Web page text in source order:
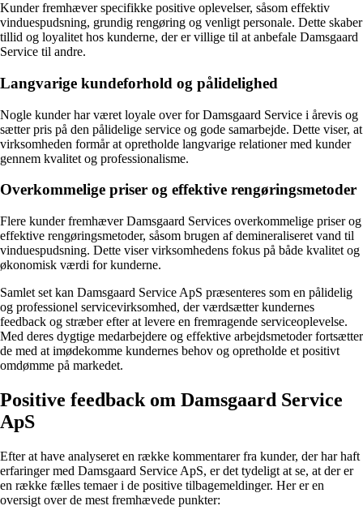
Kunder fremhæver specifikke positive oplevelser, såsom effektiv
vinduespudsning, grundig rengøring og venligt personale. Dette skaber
tillid og loyalitet hos kunderne, der er villige til at anbefale Damsgaard
Service til andre.
Langvarige kundeforhold og pålidelighed
Nogle kunder har været loyale over for Damsgaard Service i årevis og
sætter pris på den pålidelige service og gode samarbejde. Dette viser, at
virksomheden formår at opretholde langvarige relationer med kunder
gennem kvalitet og professionalisme.
Overkommelige priser og effektive rengøringsmetoder
Flere kunder fremhæver Damsgaard Services overkommelige priser og
effektive rengøringsmetoder, såsom brugen af demineraliseret vand til
vinduespudsning. Dette viser virksomhedens fokus på både kvalitet og
økonomisk værdi for kunderne.
Samlet set kan Damsgaard Service ApS præsenteres som en pålidelig
og professionel servicevirksomhed, der værdsætter kundernes
feedback og stræber efter at levere en fremragende serviceoplevelse.
Med deres dygtige medarbejdere og effektive arbejdsmetoder fortsætter
de med at imødekomme kundernes behov og opretholde et positivt
omdømme på markedet.
Positive feedback om Damsgaard Service
ApS
Efter at have analyseret en række kommentarer fra kunder, der har haft
erfaringer med Damsgaard Service ApS, er det tydeligt at se, at der er
en række fælles temaer i de positive tilbagemeldinger. Her er en
oversigt over de mest fremhævede punkter: